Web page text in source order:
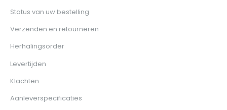
Status van uw bestelling
Verzenden en retourneren
Herhalingsorder
Levertijden
Klachten
Aanleverspecificaties